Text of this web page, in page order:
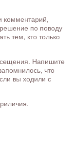
комментарий,
по поводу
тем, кто только
Напишите
что
вы ходили с